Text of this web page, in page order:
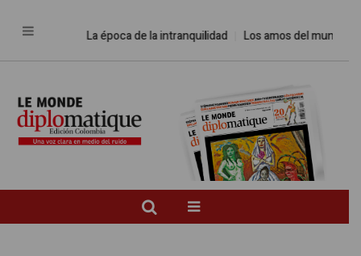
La época de la intranquilidad Los amos del mundo